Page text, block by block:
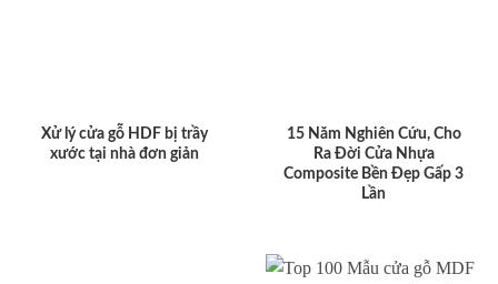
Xử lý cửa gỗ HDF bị trầy
xước tại nhà đơn giản
15 Năm Nghiên Cứu, Cho
Ra Đời Cửa Nhựa
Composite Bền Đẹp Gấp 3
Lần